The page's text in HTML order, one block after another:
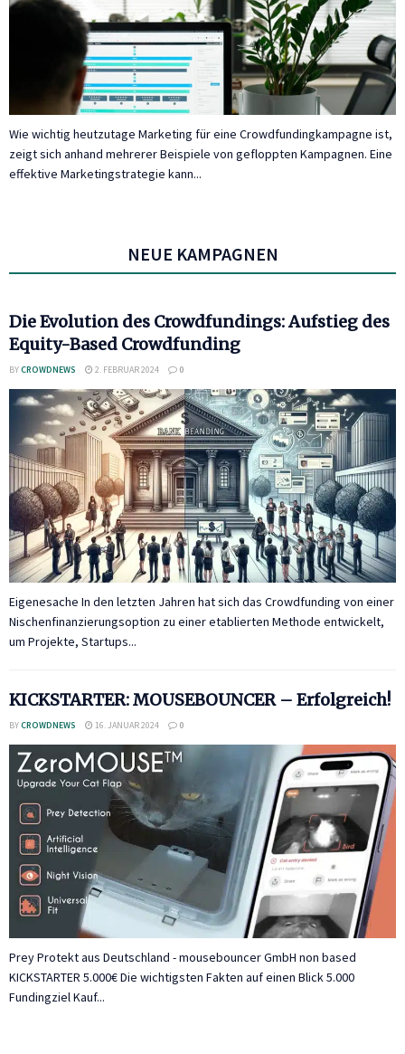
Wie wichtig heutzutage Marketing für eine Crowdfundingkampagne ist,
zeigt sich anhand mehrerer Beispiele von gefloppten Kampagnen. Eine
effektive Marketingstrategie kann...
NEUE KAMPAGNEN
Die Evolution des Crowdfundings: Aufstieg des
Equity-Based Crowdfunding
BYCROWDNEWS 2. FEBRUAR 2024 0
Eigenesache In den letzten Jahren hat sich das Crowdfunding von einer
Nischenfinanzierungsoption zu einer etablierten Methode entwickelt,
um Projekte, Startups...
KICKSTARTER: MOUSEBOUNCER – Erfolgreich!
BYCROWDNEWS 16. JANUAR 2024 0
Prey Protekt aus Deutschland - mousebouncer GmbH non based
KICKSTARTER 5.000€ Die wichtigsten Fakten auf einen Blick 5.000
Fundingziel Kauf...